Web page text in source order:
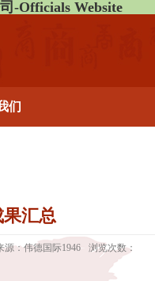
-Officials Website
们
果汇总
源：伟德国际1946 浏览次数：